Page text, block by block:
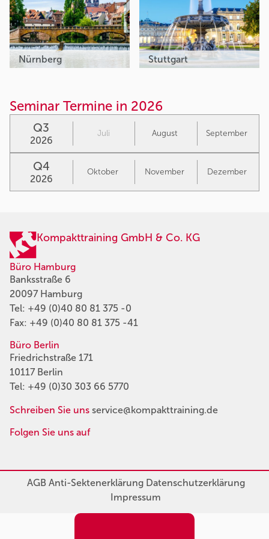
Nürnberg Stuttgart
Seminar Termine in 2026
Q3
2026
Juli August September
Q4
2026
Oktober November Dezember
Kompakttraining GmbH & Co. KG
Büro Hamburg
Banksstraße 6
20097 Hamburg
Tel: +49 (0)40 80 81 375 -0
Fax: +49 (0)40 80 81 375 -41
Büro Berlin
Friedrichstraße 171
10117 Berlin
Tel: +49 (0)30 303 66 5770
Schreiben Sie uns service@kompakttraining.de
Folgen Sie uns auf
AGBAnti-SektenerklärungDatenschutzerklärung
Impressum